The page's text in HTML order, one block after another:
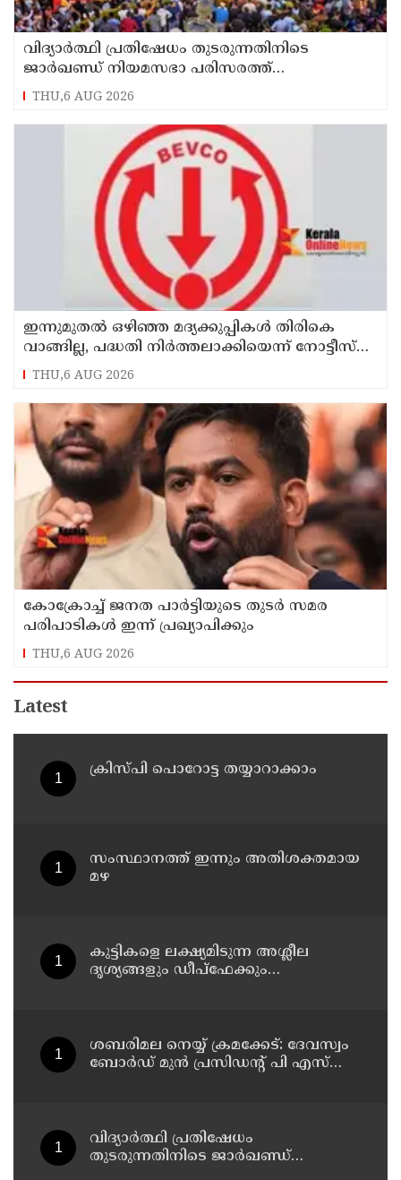
വിദ്യാര്‍ത്ഥി പ്രതിഷേധം തുടരുന്നതിനിടെ
ജാര്‍ഖണ്ഡ് നിയമസഭാ പരിസരത്ത്
നിരോധനാജ്ഞ
THU,6 AUG 2026
ഇന്നുമുതല്‍ ഒഴിഞ്ഞ മദ്യക്കുപ്പികള്‍ തിരികെ
വാങ്ങില്ല, പദ്ധതി നിര്‍ത്തലാക്കിയെന്ന് നോട്ടീസ്
പ്രദര്‍ശിപ്പിക്കും
THU,6 AUG 2026
കോക്രോച്ച് ജനത പാര്‍ട്ടിയുടെ തുടര്‍ സമര
പരിപാടികള്‍ ഇന്ന് പ്രഖ്യാപിക്കും
THU,6 AUG 2026
Latest
ക്രിസ്പി പൊറോട്ട തയ്യാറാക്കാം
സംസ്ഥാനത്ത് ഇന്നും അതിശക്തമായ
മഴ
കുട്ടികളെ ലക്ഷ്യമിടുന്ന അശ്ലീല
ദൃശ്യങ്ങളും ഡീപ്ഫേക്കും
ശബരിമല നെയ്യ് ക്രമക്കേട്: ദേവസ്വം
ബോര്‍ഡ് മുന്‍ പ്രസിഡന്റ് പി എസ്
വിദ്യാര്‍ത്ഥി പ്രതിഷേധം
തുടരുന്നതിനിടെ ജാര്‍ഖണ്ഡ്